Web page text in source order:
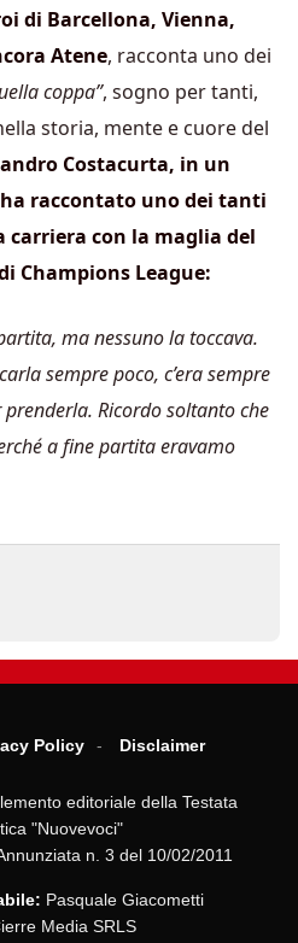
di Barcellona, Vienna,
Atene, racconta uno dei
coppa”, sogno per tanti,
storia, mente e cuore del
Costacurta, in un
ha raccontato uno dei tanti
con la maglia del
Champions League:
ma nessuno la toccava.
sempre poco, c’era sempre
Ricordo soltanto che
a fine partita eravamo
Policy Disclaimer
editoriale della Testata
"Nuovevoci"
n. 3 del 10/02/2011
Pasquale Giacometti
Media SRLS